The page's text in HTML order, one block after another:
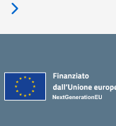
Pagina successiva